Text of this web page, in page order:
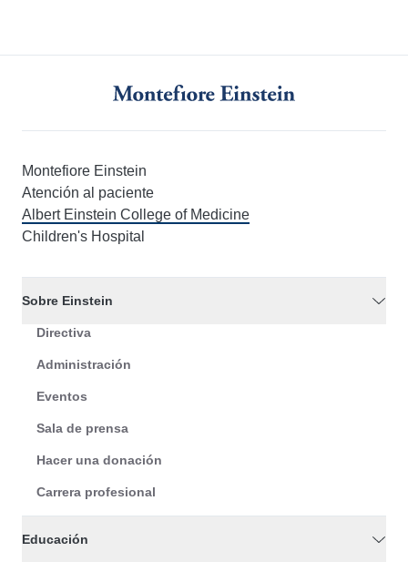
Montefiore Einstein
Atención al paciente
Albert Einstein College of Medicine
Children's Hospital
Sobre Einstein
Directiva
Administración
Eventos
Sala de prensa
Hacer una donación
Carrera profesional
Educación